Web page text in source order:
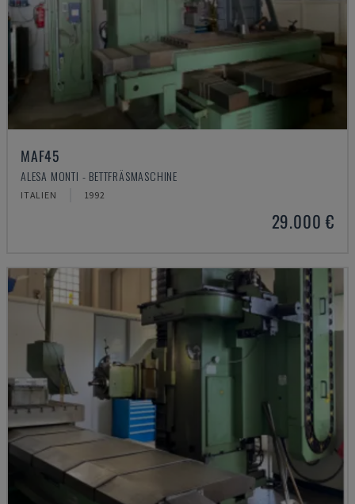
MAF45
ALESA MONTI - BETTFRÄSMASCHINE
ITALIEN 1992
29.000 €